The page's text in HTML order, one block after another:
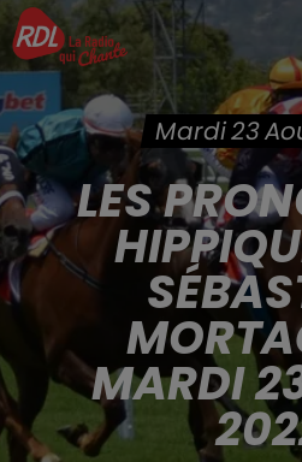
Mardi 23
LES
MARDI